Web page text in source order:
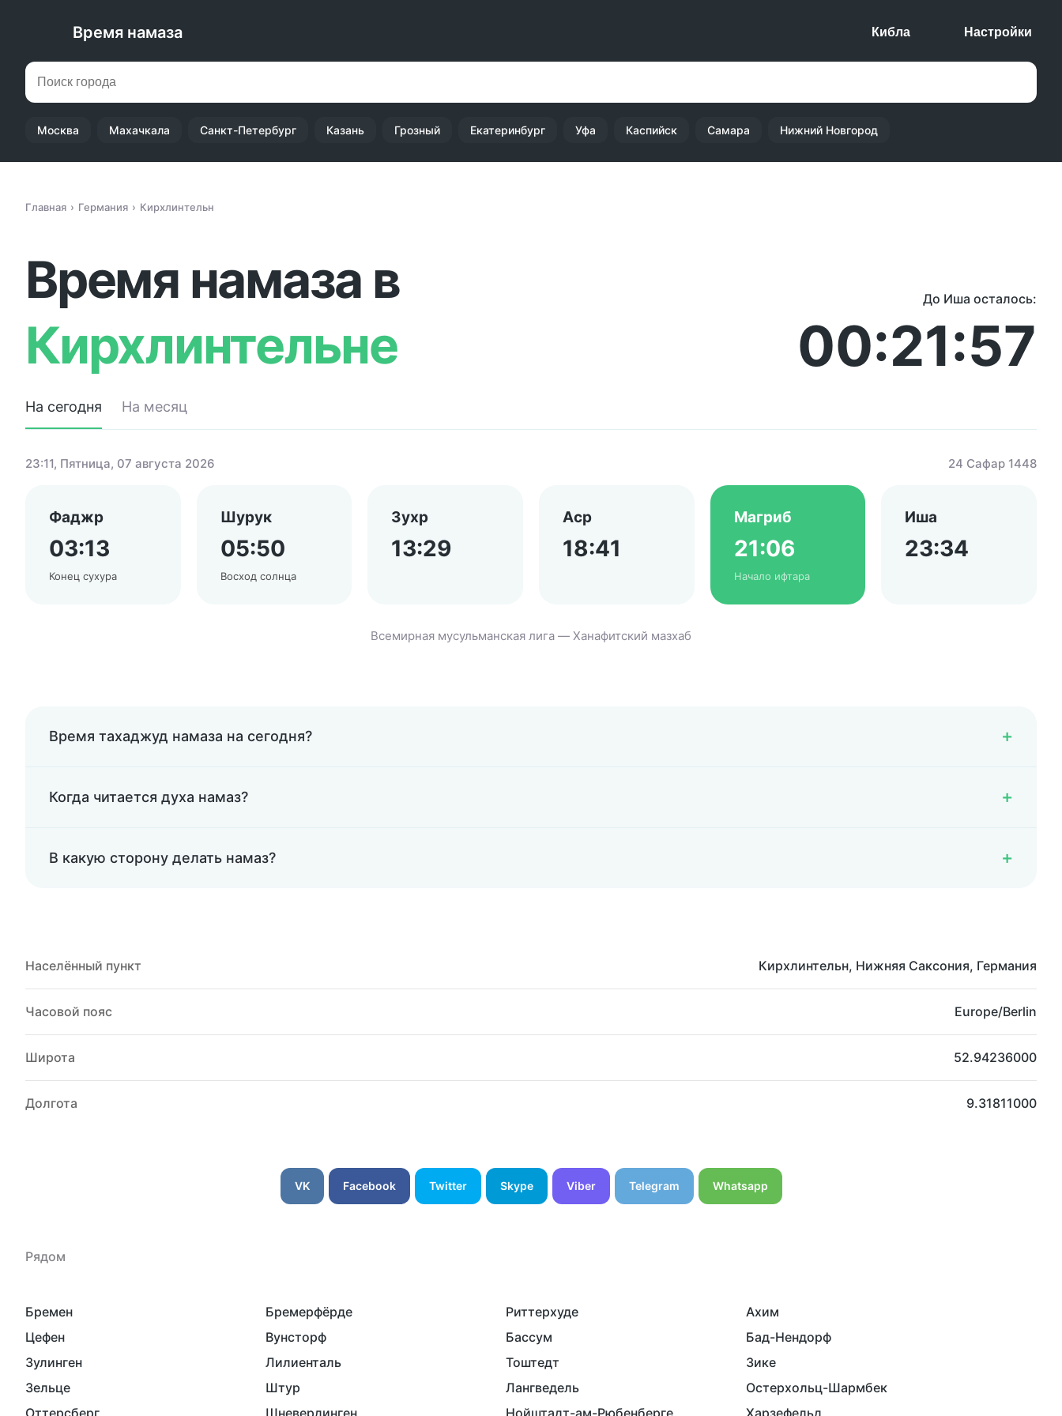
Время намаза Кибла Настройки
Москва Махачкала Санкт-Петербург Казань Грозный Екатеринбург Уфа Каспийск Самара Нижний Новгород
Главная Германия Кирхлинтельн
Время намаза в
Кирхлинтельне
До Иша осталось:
00:21:57
На сегодня На месяц
23:11, Пятница, 07 августа 2026 24 Сафар 1448
Фаджр
03:13
Конец сухура
Шурук
05:50
Восход солнца
Зухр
13:29
Аср
18:41
Магриб
21:06
Начало ифтара
Иша
23:34
Всемирная мусульманская лига — Ханафитский мазхаб
Время тахаджуд намаза на сегодня?
Когда читается духа намаз?
В какую сторону делать намаз?
Населённый пункт Кирхлинтельн, Нижняя Саксония, Германия
Часовой пояс Europe/Berlin
Широта 52.94236000
Долгота 9.31811000
VK Facebook Twitter Skype Viber Telegram Whatsapp
Рядом
Бремен Бремерфёрде Риттерхуде
Ахим
Цефен
Вунсторф Бассум
Бад-Нендорф
Зулинген
Лилиенталь Тоштедт
Зике
Зельце
Штур Лангведель
Остерхольц-Шармбек
Оттерсберг
Шневердинген Нойштадт-ам-Рюбенберге Харзефельд